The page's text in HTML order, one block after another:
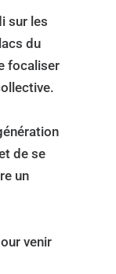
sur les
du
focaliser
de se
un
venir